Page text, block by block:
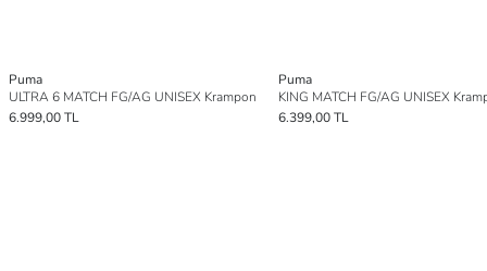
Puma
ULTRA 6 MATCH FG/AG UNISEX Krampon
6.999,00 TL
Puma
KING MATCH FG/AG UNISEX
6.399,00 TL